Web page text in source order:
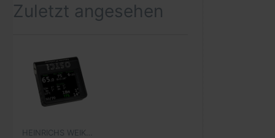
Zuletzt angesehen